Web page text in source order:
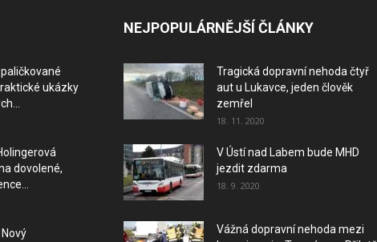
ukázky
dovolené,
NEJPOPULÁRNĚJŠÍ ČLÁNKY
Tragická dopravní nehoda čtyř
aut u Lukavce, jeden člověk
zemřel
18. 11. 2020
V Ústí nad Labem bude MHD
jezdit zdarma
18. 9. 2020
Vážná dopravní nehoda mezi